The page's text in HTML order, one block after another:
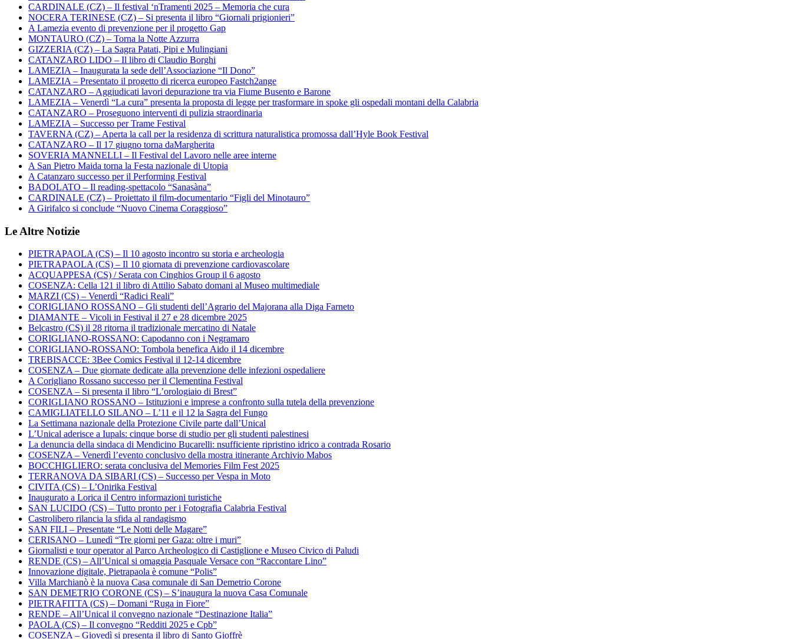
CARDINALE (CZ) – Il festival ‘nTramenti 2025 – Memoria che cura
NOCERA TERINESE (CZ) – Si presenta il libro “Giornali prigionieri”
A Lamezia evento di prevenzione per il progetto Gap
MONTAURO (CZ) – Torna la Notte Azzurra
GIZZERIA (CZ) – La Sagra Patati, Pipi e Mulingiani
CATANZARO LIDO – Il libro di Claudio Borghi
LAMEZIA – Inaugurata la sede dell’Associazione “Il Dono”
LAMEZIA – Presentato il progetto di ricerca europeo Fastch2ange
CATANZARO – Aggiudicati lavori depurazione tra via Fiume Busento e Barone
LAMEZIA – Venerdì “La cura” presenta la proposta di legge per trasformare in spoke gli ospedali montani della Calabria
CATANZARO – Proseguono interventi di pulizia straordinaria
LAMEZIA – Successo per Trame Festival
TAVERNA (CZ) – Aperta la call per la residenza di scrittura naturalistica promossa dall’Hyle Book Festival
CATANZARO – Il 17 giugno torna daMargherita
SOVERIA MANNELLI – Il Festival del Lavoro nelle aree interne
A San Pietro Maida torna la Festa nazionale di Utopia
A Catanzaro successo per il Performing Festival
BADOLATO – Il reading-spettacolo “Sanasàna”
CARDINALE (CZ) – Proiettato il film-documentario “Figli del Minotauro”
A Girifalco si conclude “Nuovo Cinema Coraggioso”
Le Altre Notizie
PIETRAPAOLA (CS) – Il 10 agosto incontro su storia e archeologia
PIETRAPAOLA (CS) – Il 10 giornata di prevenzione cardiovascolare
ACQUAPPESA (CS) / Serata con Cinghios Group il 6 agosto
COSENZA: Cella 121 il libro di Attilio Sabato domani al Museo multimediale
MARZI (CS) – Venerdì “Radici Reali”
CORIGLIANO ROSSANO – Gli studenti dell’Agrario del Majorana alla Diga Farneto
DIAMANTE – Vicoli in Festival il 27 e 28 dicembre 2025
Belcastro (CS) il 28 ritorna il tradizionale mercatino di Natale
CORIGLIANO-ROSSANO: Capodanno con i Negramaro
CORIGLIANO-ROSSANO: Tombola benefica Aido il 14 dicembre
TREBISACCE: 3Bee Comics Festival il 12-14 dicembre
COSENZA – Due giornate dedicate alla prevenzione delle infezioni ospedaliere
A Corigliano Rossano successo per il Clementina Festival
COSENZA – Si presenta il libro “L’orologiaio di Brest”
CORIGLIANO ROSSANO – Istituzioni e imprese a confronto sulla tutela della prevenzione
CAMIGLIATELLO SILANO – L’11 e il 12 la Sagra del Fungo
La Settimana nazionale della Protezione Civile parte dall’Unical
L’Unical aderisce a Iupals: cinque borse di studio per gli studenti palestinesi
La denuncia della sindaca di Mendicino Bucarelli: nsufficiente ripristino idrico a contrada Rosario
COSENZA – Venerdì l’evento conclusivo della mostra itinerante Archivio Mabos
BOCCHIGLIERO: serata conclusiva del Memories Film Fest 2025
TERRANOVA DA SIBARI (CS) – Successo per Vespa in Moto
CIVITA (CS) – L’Onirika Festival
Inaugurato a Lorica il Centro informazioni turistiche
SAN LUCIDO (CS) – Tutto pronto per i Fotografia Calabria Festival
Castrolibero rilancia la sfida al randagismo
SAN FILI – Presentate “Le Notti delle Magare”
CERISANO – Lunedì “Tre giorni per Gaza: oltre i muri”
Giornalisti e tour operator al Parco Archeologico di Castiglione e Museo Civico di Paludi
RENDE (CS) – All’Unical si omaggia Pasquale Versace con “Raccontare Lino”
Innovazione digitale, Pietrapaola è comune “Polis”
Villa Marchianò è la nuova Casa comunale di San Demetrio Corone
SAN DEMETRIO CORONE (CS) – S’inaugura la nuova Casa Comunale
PIETRAFITTA (CS) – Domani “Ruga in Fiore”
RENDE – All’Unical il convegno nazionale “Destinazione Italia”
PAOLA (CS) – Il convegno “Redditi 2025 e Cpb”
COSENZA – Giovedì si presenta il libro di Santo Gioffrè